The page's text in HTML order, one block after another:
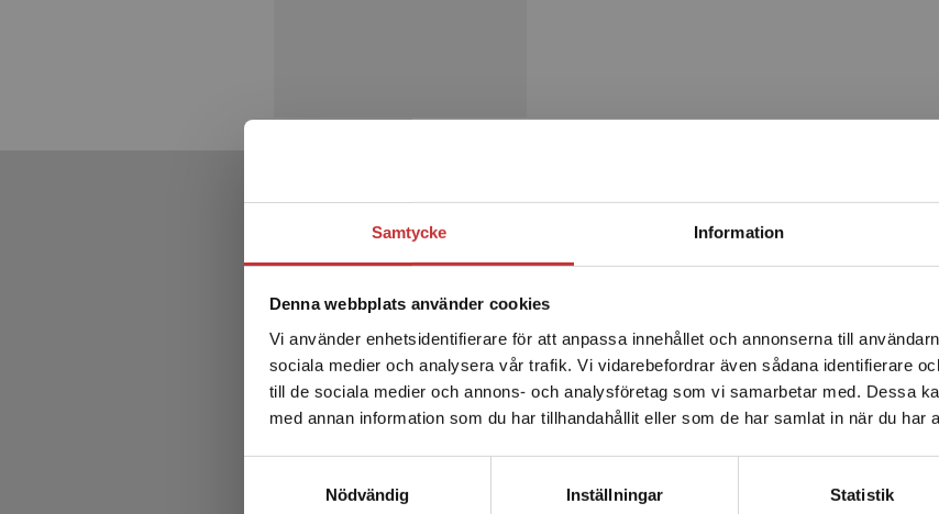
Samtycke Information
Denna webbplats använder cookies
Vi använder enhetsidentifierare för att anpassa innehållet och annonserna till
sociala medier och analysera vår trafik. Vi vidarebefordrar även sådana identifierare
till de sociala medier och annons- och analysföretag som vi samarbetar med. Dessa
med annan information som du har tillhandahållit eller som de har samlat in när du har
Nödvändig
Inställningar Statistik
Begränsad fraktregion
Det verkar som att du besöker studentlitteratur.se
enhet utanför Sverige. Vi erbjuder inte leveranser
Sverige. För att kunna slutföra ett köp måste
leveransadressen vara i Sverige.Läs mer
Produkter
Medicin